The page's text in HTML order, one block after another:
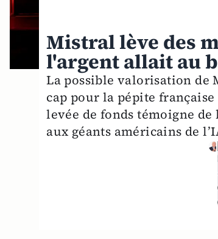
Mistral lève des
l'argent allait au
La possible valorisation de
cap pour la pépite
levée de fonds témoigne
aux géants américains de